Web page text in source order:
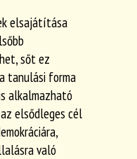
elsajátítása
sőt ez
tanulási forma
alkalmazható
elsődleges cél
való